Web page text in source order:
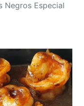
Negros Especial